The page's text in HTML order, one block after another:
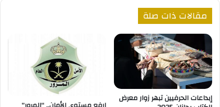
مقالات ذات صلة
إبداعات الحرفيين تبهر زوار معرض